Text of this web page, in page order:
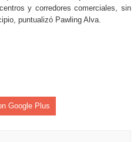
y corredores comerciales, sin
puntualizó Pawling Alva.
Google Plus